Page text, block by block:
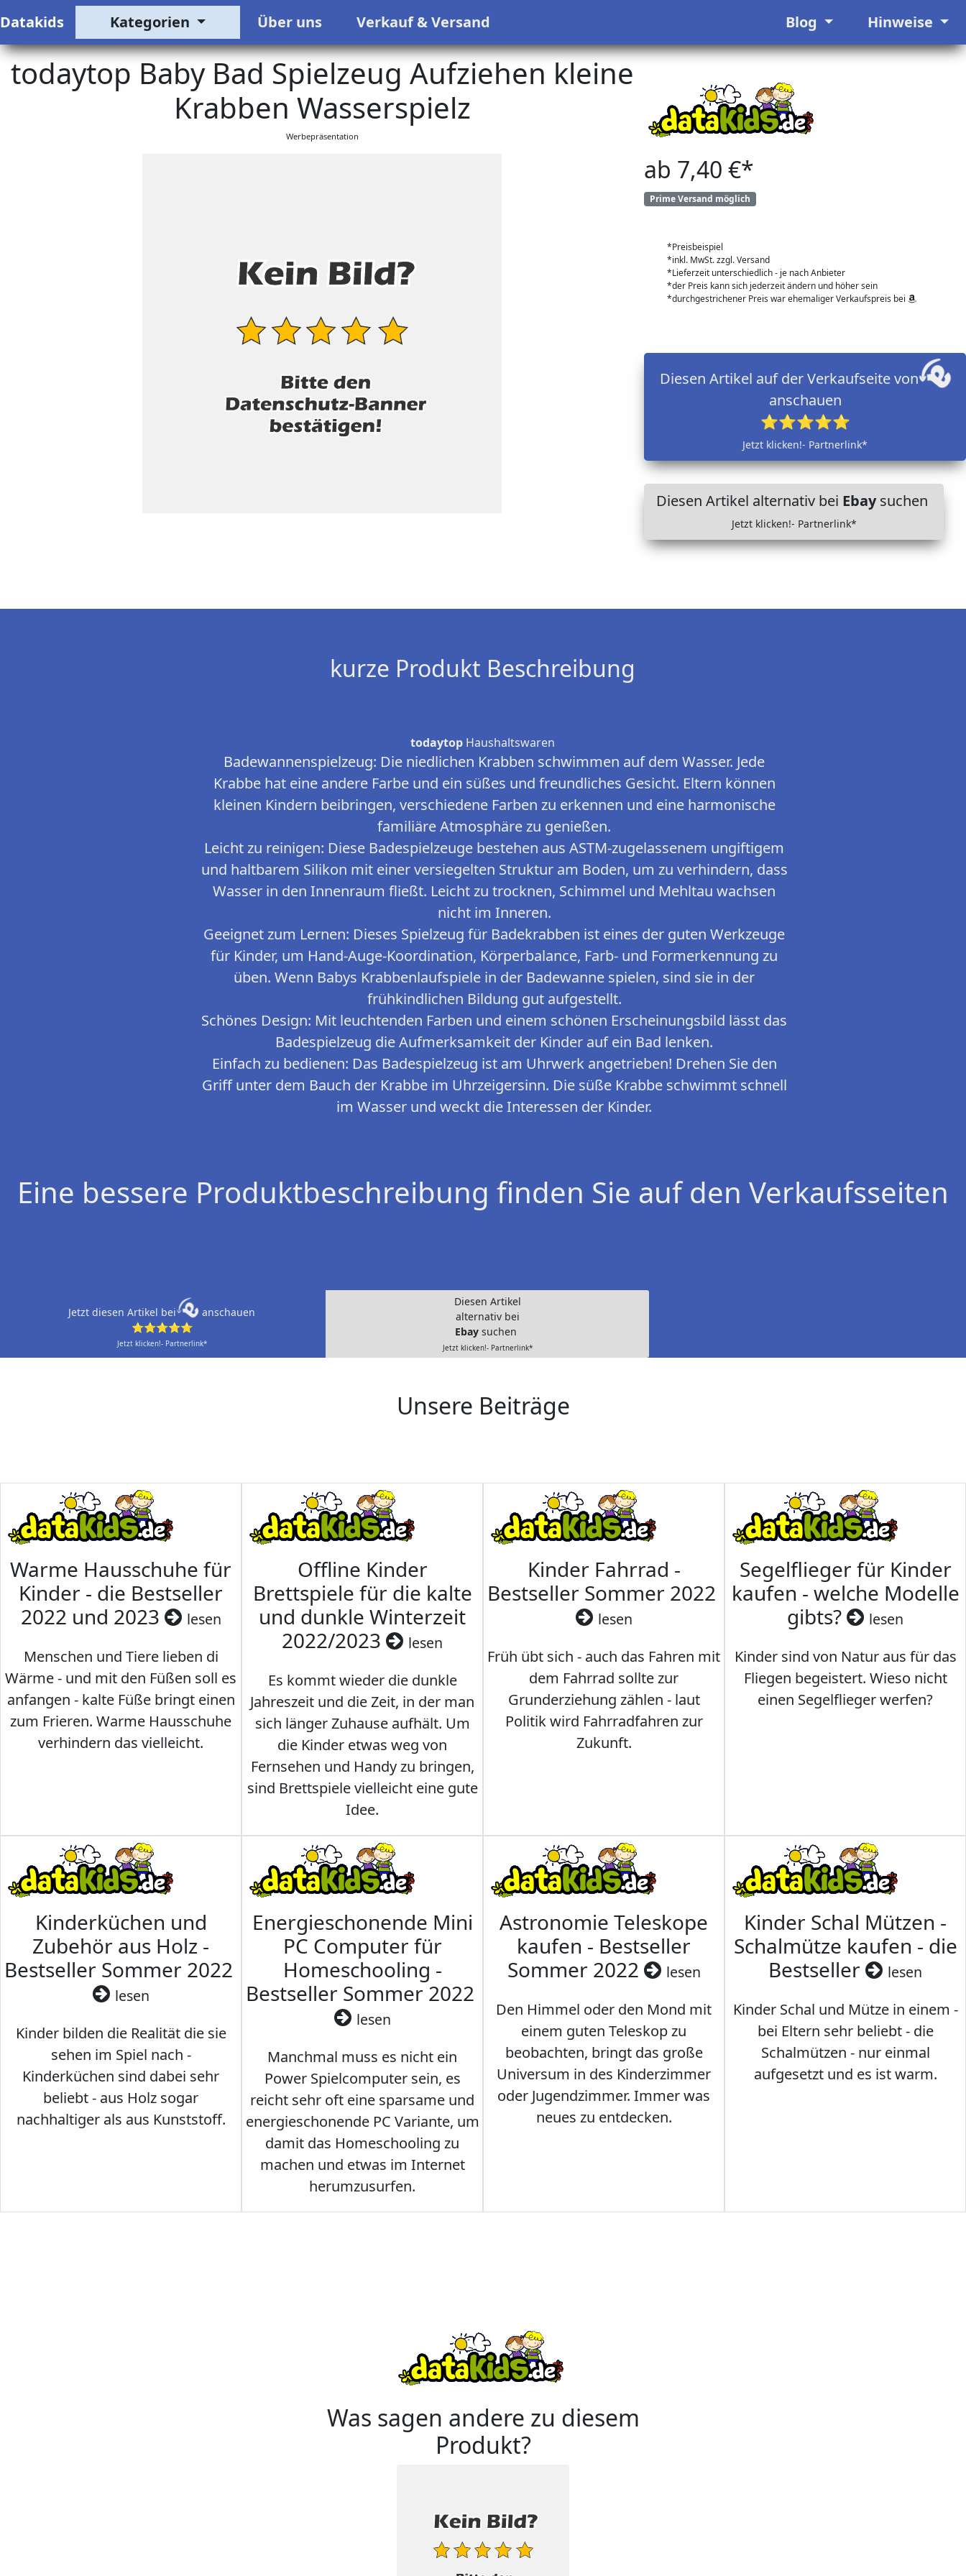
Datakids Kategorien Über uns Verkauf & Versand Blog Hinweise
todaytop Baby Bad Spielzeug Aufziehen kleine
Krabben Wasserspielz
Werbepräsentation
ab 7,40 €*
Prime Versand möglich
*Preisbeispiel
*inkl. MwSt. zzgl. Versand
*Lieferzeit unterschiedlich - je nach Anbieter
*der Preis kann sich jederzeit ändern und höher sein
*durchgestrichener Preis war ehemaliger Verkaufspreis bei
Diesen Artikel auf der Verkaufseite von
anschauen
⭐⭐⭐⭐⭐
Jetzt klicken!- Partnerlink*
Diesen Artikel alternativ bei Ebaysuchen
Jetzt klicken!- Partnerlink*
kurze Produkt Beschreibung
todaytop Haushaltswaren
Badewannenspielzeug: Die niedlichen Krabben schwimmen auf dem Wasser. Jede
Krabbe hat eine andere Farbe und ein süßes und freundliches Gesicht. Eltern können
kleinen Kindern beibringen, verschiedene Farben zu erkennen und eine harmonische
familiäre Atmosphäre zu genießen.
Leicht zu reinigen: Diese Badespielzeuge bestehen aus ASTM-zugelassenem ungiftigem
und haltbarem Silikon mit einer versiegelten Struktur am Boden, um zu verhindern, dass
Wasser in den Innenraum fließt. Leicht zu trocknen, Schimmel und Mehltau wachsen
nicht im Inneren.
Geeignet zum Lernen: Dieses Spielzeug für Badekrabben ist eines der guten Werkzeuge
für Kinder, um Hand-Auge-Koordination, Körperbalance, Farb- und Formerkennung zu
üben. Wenn Babys Krabbenlaufspiele in der Badewanne spielen, sind sie in der
frühkindlichen Bildung gut aufgestellt.
Schönes Design: Mit leuchtenden Farben und einem schönen Erscheinungsbild lässt das
Badespielzeug die Aufmerksamkeit der Kinder auf ein Bad lenken.
Einfach zu bedienen: Das Badespielzeug ist am Uhrwerk angetrieben! Drehen Sie den
Griff unter dem Bauch der Krabbe im Uhrzeigersinn. Die süße Krabbe schwimmt schnell
im Wasser und weckt die Interessen der Kinder.
Eine bessere Produktbeschreibung finden Sie auf den Verkaufsseiten
Jetzt diesen Artikel bei
anschauen
⭐⭐⭐⭐⭐
Jetzt klicken!- Partnerlink*
Diesen Artikel
alternativ bei
Ebay suchen
Jetzt klicken!- Partnerlink*
Unsere Beiträge
Warme Hausschuhe für
Kinder - die Bestseller
2022 und 2023
lesen
Menschen und Tiere lieben di
Wärme - und mit den Füßen soll es
anfangen - kalte Füße bringt einen
zum Frieren. Warme Hausschuhe
verhindern das vielleicht.
Offline Kinder
Brettspiele für die kalte
und dunkle Winterzeit
2022/2023
lesen
Es kommt wieder die dunkle
Jahreszeit und die Zeit, in der man
sich länger Zuhause aufhält. Um
die Kinder etwas weg von
Fernsehen und Handy zu bringen,
sind Brettspiele vielleicht eine gute
Idee.
Kinder Fahrrad -
Bestseller Sommer 2022
lesen
Früh übt sich - auch das Fahren mit
dem Fahrrad sollte zur
Grunderziehung zählen - laut
Politik wird Fahrradfahren zur
Zukunft.
Segelflieger für Kinder
kaufen - welche Modelle
gibts?
lesen
Kinder sind von Natur aus für das
Fliegen begeistert. Wieso nicht
einen Segelflieger werfen?
Kinderküchen und
Zubehör aus Holz -
Bestseller Sommer 2022
lesen
Kinder bilden die Realität die sie
sehen im Spiel nach -
Kinderküchen sind dabei sehr
beliebt - aus Holz sogar
nachhaltiger als aus Kunststoff.
Energieschonende Mini
PC Computer für
Homeschooling -
Bestseller Sommer 2022
lesen
Manchmal muss es nicht ein
Power Spielcomputer sein, es
reicht sehr oft eine sparsame und
energieschonende PC Variante, um
damit das Homeschooling zu
machen und etwas im Internet
herumzusurfen.
Astronomie Teleskope
kaufen - Bestseller
Sommer 2022
lesen
Den Himmel oder den Mond mit
einem guten Teleskop zu
beobachten, bringt das große
Universum in des Kinderzimmer
oder Jugendzimmer. Immer was
neues zu entdecken.
Kinder Schal Mützen -
Schalmütze kaufen - die
Bestseller
lesen
Kinder Schal und Mütze in einem -
bei Eltern sehr beliebt - die
Schalmützen - nur einmal
aufgesetzt und es ist warm.
Was sagen andere zu diesem
Produkt?